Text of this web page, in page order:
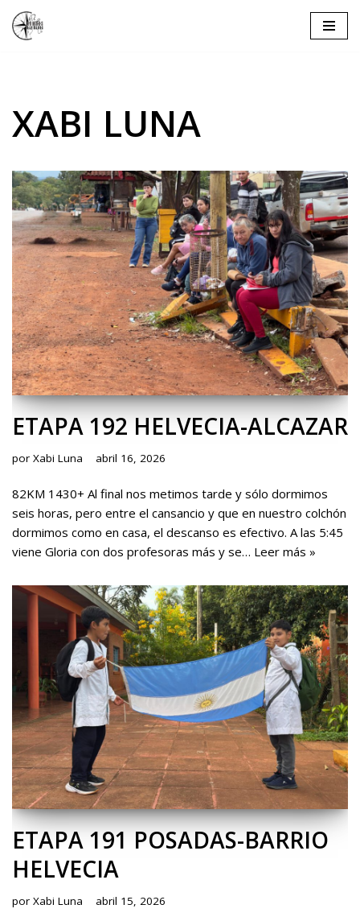
Saltar
XABI LUNA
ETAPA 192 HELVECIA-ALCAZAR
por Xabi Luna abril 16, 2026
82KM 1430+ Al final nos metimos tarde y sólo dormimos
seis horas, pero entre el cansancio y que en nuestro colchón
dormimos como en casa, el descanso es efectivo. A las 5:45
viene Gloria con dos profesoras más y se… Leer más »
ETAPA 191 POSADAS-BARRIO
HELVECIA
por Xabi Luna abril 15, 2026